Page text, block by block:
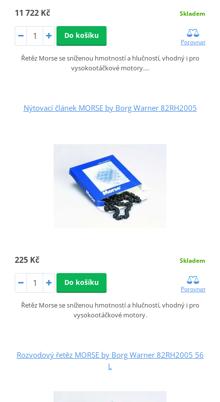
11 722 Kč Skladem
Do košíku
Porovnat
Řetěz Morse se sníženou hmotností a hlučností, vhodný i pro
vysokootáčkové motory.…
Nýtovací článek MORSE by Borg Warner 82RH2005
225 Kč Skladem
Do košíku
Porovnat
Řetěz Morse se sníženou hmotností a hlučností, vhodný i pro
vysokootáčkové motory.
Rozvodový řetěz MORSE by Borg Warner 82RH2005 56
L